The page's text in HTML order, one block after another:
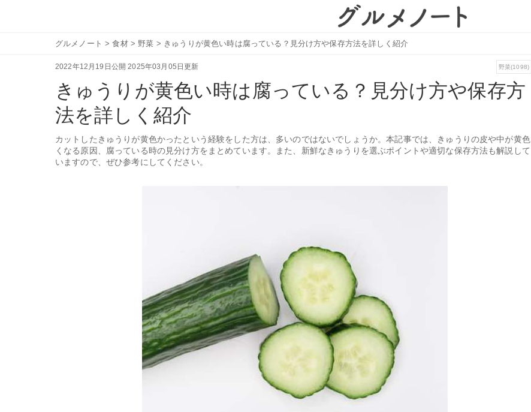
グルメノート >食材 > 野菜 > きゅうりが黄色い時は腐っている？見分け方や保存方法を詳しく紹介
2022年12月19日公開 2025年03月05日更新 野菜(1098)
きゅうりが黄色い時は腐っている？見分け方や保存方
法を詳しく紹介
カットしたきゅうりが黄色かったという経験をした方は、多いのではないでしょうか。本記事では、きゅうりの皮や中が黄色
くなる原因、腐っている時の見分け方をまとめています。また、新鮮なきゅうりを選ぶポイントや適切な保存方法も解説して
いますので、ぜひ参考にしてください。